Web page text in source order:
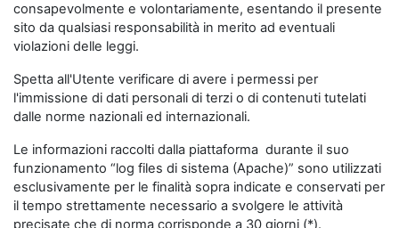
consapevolmente e volontariamente, esentando il presente
sito da qualsiasi responsabilità in merito ad eventuali
violazioni delle leggi.
Spetta all'Utente verificare di avere i permessi per
l'immissione di dati personali di terzi o di contenuti tutelati
dalle norme nazionali ed internazionali.
Le informazioni raccolti dalla piattaforma durante il suo
funzionamento “log files di sistema (Apache)” sono utilizzati
esclusivamente per le finalità sopra indicate e conservati per
il tempo strettamente necessario a svolgere le attività
precisate che di norma corrisponde a 30 giorni (*).